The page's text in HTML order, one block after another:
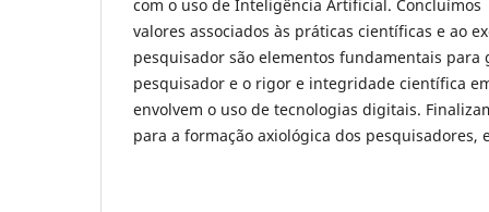
com o uso de Inteligência Artificial. Concluímos
valores associados às práticas científicas e ao
pesquisador são elementos fundamentais
pesquisador e o rigor e integridade científica
envolvem o uso de tecnologias digitais.
para a formação axiológica dos pesquisadores,